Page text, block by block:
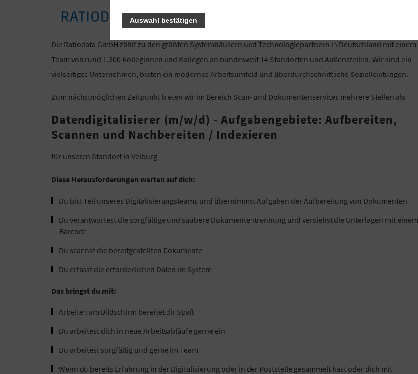
Die Ratiodata GmbH zählt zu den größten Systemhäusern und Technologiepartnern in Deutschland mit einem
Team von rund 1.300 Kolleginnen und Kollegen an bundesweit 14 Standorten und Außenstellen. Wir sind ein
vielseitiges Unternehmen, bieten ein modernes Arbeitsumfeld und überdurchschnittliche Sozialleistungen.
Zum nächstmöglichen Zeitpunkt bieten wir im Bereich Scan- und Dokumentenservices mehrere Stellen als
Datendigitalisierer (m/w/d) - Aufgabengebiete: Aufbereiten,
Scannen und Nachbereiten / Indexieren
für unseren Standort in Velburg
Diese Herausforderungen warten auf dich:
Du bist Teil unseres Digitalisierungsteams und übernimmst Aufgaben der Aufbereitung von Dokumenten
Du verantwortest die sorgfältige und saubere Dokumententrennung und versiehst die Unterlagen mit einem
Barcode
Du scannst die bereitgestellten Dokumente
Du erfasst die erforderlichen Daten im System
Das bringst du mit:
Arbeiten am Bildschirm bereitet dir Spaß
Du arbeitest dich in neue Arbeitsabläufe gerne ein
Du arbeitest sorgfältig und gerne im Team
Wenn du bereits Erfahrung in der Digitalisierung oder in der Poststelle gesammelt hast oder dich mit
Auswahl bestätigen